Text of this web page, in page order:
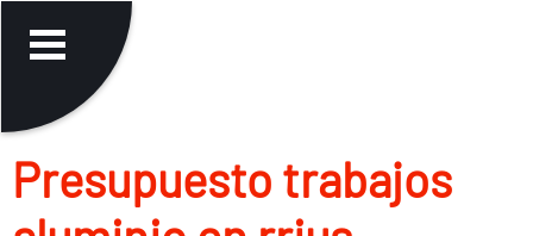
Presupuesto trabajos